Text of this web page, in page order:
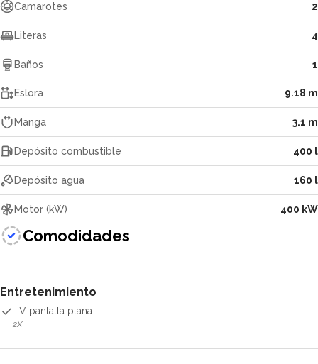
Camarotes 2
Literas 4
Baños 1
Eslora 9.18 m
Manga 3.1 m
Depósito combustible 400 l
Depósito agua 160 l
Motor (kW) 400 kW
Comodidades
Entretenimiento
TV pantalla plana
2X